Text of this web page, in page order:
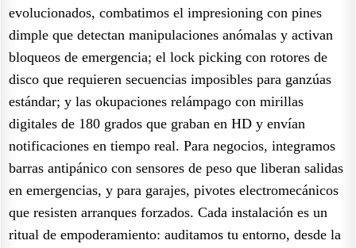
evolucionados, combatimos el impresioning con pines
dimple que detectan manipulaciones anómalas y activan
bloqueos de emergencia; el lock picking con rotores de
disco que requieren secuencias imposibles para ganzúas
estándar; y las okupaciones relámpago con mirillas
digitales de 180 grados que graban en HD y envían
notificaciones en tiempo real. Para negocios, integramos
barras antipánico con sensores de peso que liberan salidas
en emergencias, y para garajes, pivotes electromecánicos
que resisten arranques forzados. Cada instalación es un
ritual de empoderamiento: auditamos tu entorno, desde la